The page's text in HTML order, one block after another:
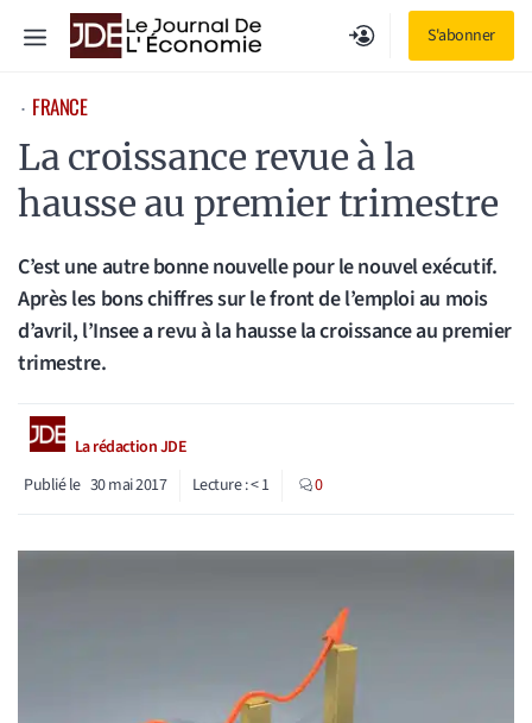
S'abonner
Menu
⋅ FRANCE
La croissance revue à la
hausse au premier trimestre
C’est une autre bonne nouvelle pour le nouvel exécutif.
Après les bons chiffres sur le front de l’emploi au mois
d’avril, l’Insee a revu à la hausse la croissance au premier
trimestre.
La rédaction JDE
Publié le 30 mai 2017 Lecture :< 1 0